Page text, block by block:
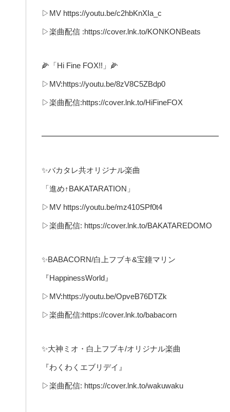
▷MV https://youtu.be/c2hbKnXIa_c
▷楽曲配信 :https://cover.lnk.to/KONKONBeats
🌽「Hi Fine FOX!!」🌽
▷MV:https://youtu.be/8zV8C5ZBdp0
▷楽曲配信:https://cover.lnk.to/HiFineFOX
━━━━━━━━━━━━━━━━━━━━━━━
✨バカタレ共オリジナル楽曲
「進め↑BAKATARATION」
▷MV https://youtu.be/mz410SPf0t4
▷楽曲配信: https://cover.lnk.to/BAKATAREDOMO
✨BABACORN/白上フブキ&宝鐘マリン
『HappinessWorld』
▷MV:https://youtu.be/OpveB76DTZk
▷楽曲配信:https://cover.lnk.to/babacorn
✨大神ミオ・白上フブキ/オリジナル楽曲
『わくわくエブリデイ』
▷楽曲配信: https://cover.lnk.to/wakuwaku